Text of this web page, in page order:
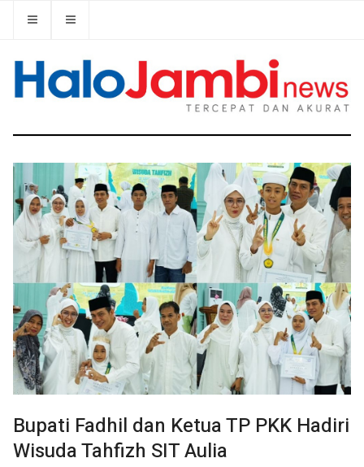
Bupati Fadhil dan Ketua TP PKK Hadiri
Wisuda Tahfizh SIT Aulia